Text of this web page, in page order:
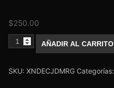
$250.00
Caja
de
decoracion
Rose
AÑADIR AL CARRITO
SKU:XNDECJDMRG Categorías: